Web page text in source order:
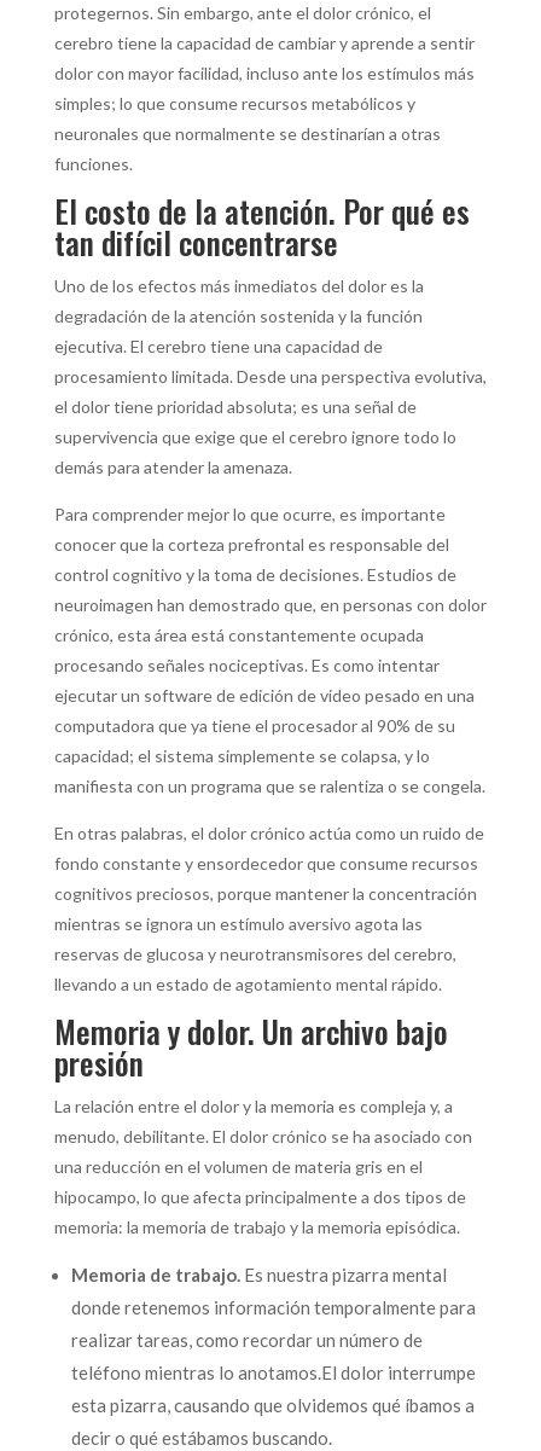
protegernos. Sin embargo, ante el dolor crónico, el
cerebro tiene la capacidad de cambiar yaprende a sentir
dolor con mayor facilidad, incluso ante los estímulos más
simples; lo que consume recursos metabólicos y
neuronales que normalmente se destinarían a otras
funciones.
El costo de la atención. Por qué es
tan difícil concentrarse
Uno de los efectos más inmediatos del dolor es la
degradación de la atención sostenida y la función
ejecutiva. El cerebro tiene una capacidad de
procesamiento limitada. Desde una perspectiva evolutiva,
el dolor tiene prioridad absoluta; es una señal de
supervivencia que exige que el cerebro ignore todo lo
demás para atender la amenaza.
Para comprender mejor lo que ocurre, es importante
conocer que la corteza prefrontal es responsable del
control cognitivo y la toma de decisiones. Estudios de
neuroimagen han demostrado que, en personas con dolor
crónico, esta área está constantemente ocupada
procesando señales nociceptivas. Es como intentar
ejecutar un software de edición de video pesado en una
computadora que ya tiene el procesador al 90% de su
capacidad; el sistema simplemente se colapsa, y lo
manifiesta con un programa que se ralentiza o se congela.
En otras palabras, el dolor crónico actúa como un ruido de
fondo constante y ensordecedor que consume recursos
cognitivos preciosos, porque mantener la concentración
mientras se ignora un estímulo aversivo agota las
reservas de glucosa y neurotransmisores del cerebro,
llevando a un estado de agotamiento mental rápido.
Memoria y dolor. Un archivo bajo
presión
La relación entre el dolor y la memoria es compleja y, a
menudo, debilitante. El dolor crónico se ha asociado con
una reducción en el volumen de materia gris en el
hipocampo, lo que afecta principalmente a dos tipos de
memoria: la memoria de trabajo y la memoria episódica.
Memoria de trabajo.Es nuestra pizarra mental
donde retenemos información temporalmente para
realizar tareas, como recordar un número de
teléfono mientras lo anotamos.El dolor interrumpe
esta pizarra, causando que olvidemos qué íbamos a
decir o qué estábamos buscando.